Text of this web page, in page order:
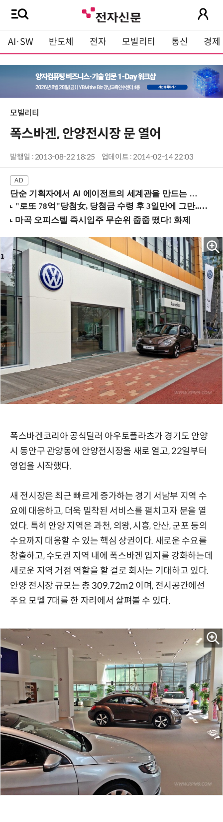
AI·SW 반도체 전자 모빌리티 통신 경제
모빌리티
폭스바겐, 안양전시장 문 열어
발행일 : 2013-08-22 18:25 업데이트 : 2014-02-14 22:03
단순 기획자에서 AI 에이전트의 세계관을 만드는 지식 설계자로.. (8/20 강남역)
폭스바겐코리아 공식딜러 아우토플라츠가 경기도 안양
시 동안구 관양동에 안양전시장을 새로 열고, 22일부터
영업을 시작했다.
새 전시장은 최근 빠르게 증가하는 경기 서남부 지역 수
요에 대응하고, 더욱 밀착된 서비스를 펼치고자 문을 열
었다. 특히 안양 지역은 과천, 의왕, 시흥, 안산, 군포 등의
수요까지 대응할 수 있는 핵심 상권이다. 새로운 수요를
창출하고, 수도권 지역 내에 폭스바겐 입지를 강화하는데
새로운 지역 거점 역할을 할 걸로 회사는 기대하고 있다.
안양 전시장 규모는 총 309.72m2 이며, 전시공간에선
주요 모델 7대를 한 자리에서 살펴볼 수 있다.